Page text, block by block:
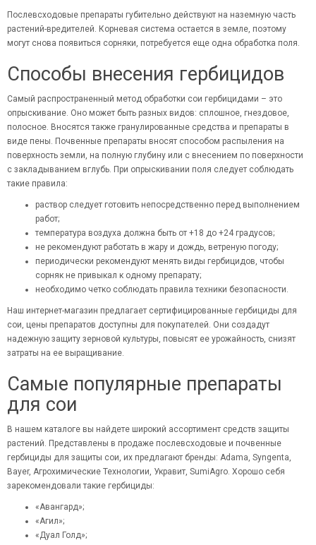
Послевсходовые препараты губительно действуют на наземную часть
растений-вредителей. Корневая система остается в земле, поэтому
могут снова появиться сорняки, потребуется еще одна обработка поля.
Способы внесения гербицидов
Самый распространенный метод обработки сои гербицидами – это
опрыскивание. Оно может быть разных видов: сплошное, гнездовое,
полосное. Вносятся также гранулированные средства и препараты в
виде пены. Почвенные препараты вносят способом распыления на
поверхность земли, на полную глубину или с внесением по поверхности
с закладыванием вглубь. При опрыскивании поля следует соблюдать
такие правила:
раствор следует готовить непосредственно перед выполнением
работ;
температура воздуха должна быть от +18 до +24 градусов;
не рекомендуют работать в жару и дождь, ветреную погоду;
периодически рекомендуют менять виды гербицидов, чтобы
сорняк не привыкал к одному препарату;
необходимо четко соблюдать правила техники безопасности.
Наш интернет-магазин предлагает сертифицированные гербициды для
сои, цены препаратов доступны для покупателей. Они создадут
надежную защиту зерновой культуры, повысят ее урожайность, снизят
затраты на ее выращивание.
Самые популярные препараты
для сои
В нашем каталоге вы найдете широкий ассортимент средств защиты
растений. Представлены в продаже послевсходовые и почвенные
гербициды для защиты сои, их предлагают бренды: Adama, Syngenta,
Bayer, Агрохимические Технологии, Укравит, SumiAgro. Хорошо себя
зарекомендовали такие гербициды:
«Авангард»;
«Агил»;
«Дуал Голд»;